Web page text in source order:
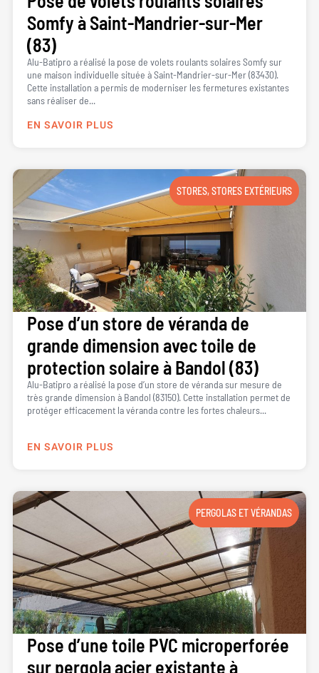
Somfy à Saint-Mandrier-sur-Mer
(83)
Alu-Batipro a réalisé la pose de volets roulants solaires Somfy sur
une maison individuelle située à Saint-Mandrier-sur-Mer (83430).
Cette installation a permis de moderniser les fermetures existantes
sans réaliser de...
EN SAVOIR PLUS
STORES,STORES EXTÉRIEURS
Pose d’un store de véranda de
grande dimension avec toile de
protection solaire à Bandol (83)
Alu-Batipro a réalisé la pose d’un store de véranda sur mesure de
très grande dimension à Bandol (83150). Cette installation permet de
protéger efficacement la véranda contre les fortes chaleurs...
EN SAVOIR PLUS
PERGOLAS ET VÉRANDAS
Pose d’une toile PVC microperforée
sur pergola acier existante à